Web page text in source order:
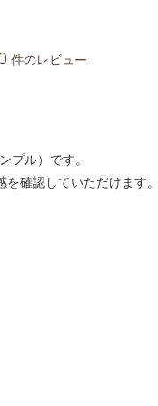
件のレビュー
プル）です。
を確認していただけます